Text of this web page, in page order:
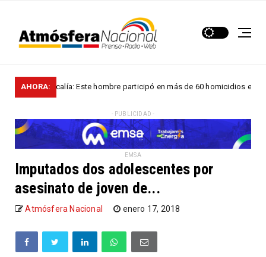
AHORA:
Fiscalía: Este hombre participó en más de 60 homicidios en...
- PUBLICIDAD -
EMSA
Imputados dos adolescentes por
asesinato de joven de...
Atmósfera Nacional enero 17, 2018